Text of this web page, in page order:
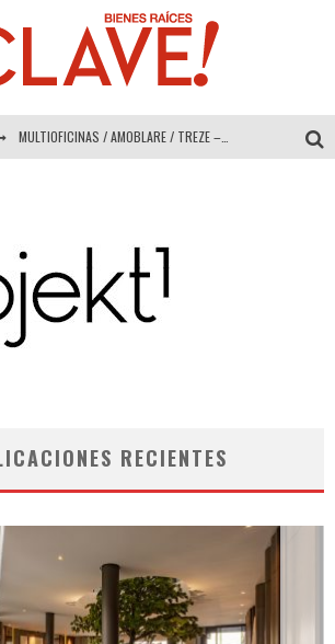
MULTIOFICINAS / AMOBLARE / TREZE – Especial Interiorismo & Decoración 2026
RECIENTES